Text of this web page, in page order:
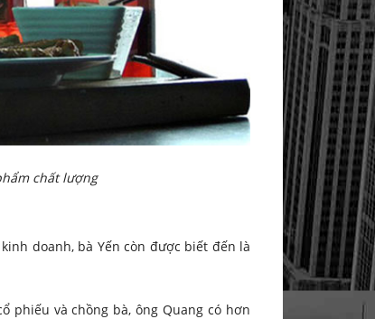
chất lượng
doanh, bà Yến còn được biết đến là
phiếu và chồng bà, ông Quang có hơn